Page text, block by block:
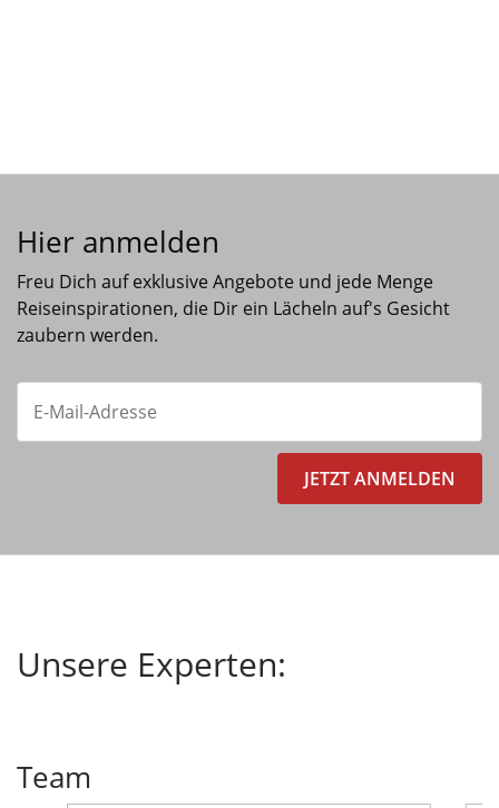
Hier anmelden
Freu Dich auf exklusive Angebote und jede Menge
Reiseinspirationen, die Dir ein Lächeln auf's Gesicht
zaubern werden.
JETZT ANMELDEN
Unsere Experten:
Team